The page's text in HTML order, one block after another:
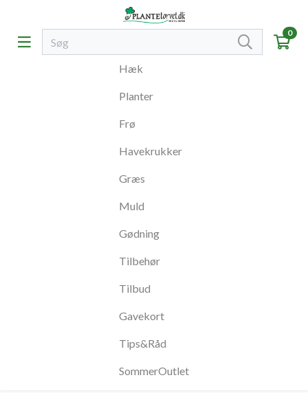
0
Hæk
Planter
Frø
Havekrukker
Græs
Muld
Gødning
Tilbehør
Tilbud
Gavekort
Tips&Råd
SommerOutlet